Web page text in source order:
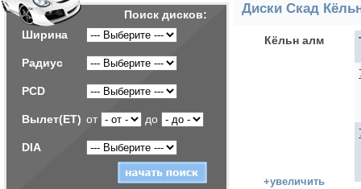
Поиск дисков:
Ширина
Радиус
PCD
Вылет(ET) от до
DIA
Диски Скад
Кёльн алм
+увеличить